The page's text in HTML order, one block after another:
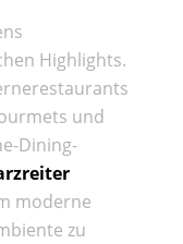
Highlights.
und
Dining-
moderne
zu